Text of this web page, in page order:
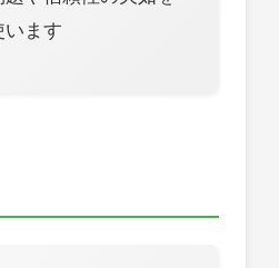
います